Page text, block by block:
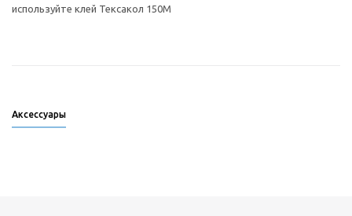
используйте клей Тексакол 150М
Аксессуары